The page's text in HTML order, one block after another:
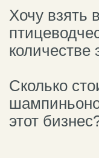
Хочу взять
количестве
Сколько
этот